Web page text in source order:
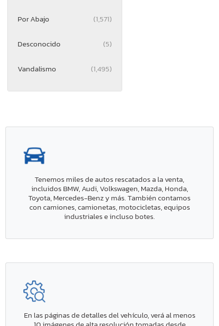
Por Abajo (1,571)
Desconocido (5)
Vandalismo (1,495)
Tenemos miles de autos rescatados a la venta,
incluidos BMW, Audi, Volkswagen, Mazda, Honda,
Toyota, Mercedes-Benz y más. También contamos
con camiones, camionetas, motocicletas, equipos
industriales e incluso botes.
En las páginas de detalles del vehículo, verá al menos